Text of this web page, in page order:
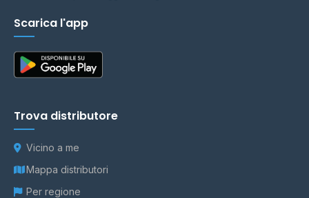
Scarica l'app
Trova distributore
Vicino a me
Mappa distributori
Per regione